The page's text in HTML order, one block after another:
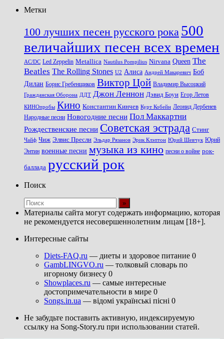
Метки
100 лучших песен русского рока 500
величайших песен всех времен
AC/DC Led Zeppelin Metallica Nautilus Pompilius Nirvana Queen The
Beatles The Rolling Stones U2 Алиса Андрей Макаревич Боб
Дилан Борис Гребенщиков Виктор Цой Владимир Высоцкий
Гражданская Оборона ДДТ Джон Леннон Дэвид Боуи Егор Летов
КИНОпробы Кино Константин Кинчев Курт Кобейн Леонид Дербенев
Народные песни Новогодние песни Пол Маккартни
Рождественские песни Советская эстрада Стинг
Чайф Чиж Элвис Пресли Эльдар Рязанов Эрик Клэптон Юрий Шевчук Юрий
Энтин военные песни музыка из кино песни о войне рок-
баллада русский рок
Поиск
Материалы сайта могут содержать информацию, которая
не рекомендуется несовершеннолетним лицам [18+].
Интересные сайты
Diets-FAQ.ru — диеты и здоровое питание 0
GambLINGVO.ru — толковый словарь по
игорному бизнесу 0
Showplaces.ru — самые интересные
достопримечательности в мире 0
Songs.in.ua — відомі українські пісні 0
Не забудьте поставить активную, индексируемую
ссылку на Song-Story.ru при использовании статей.